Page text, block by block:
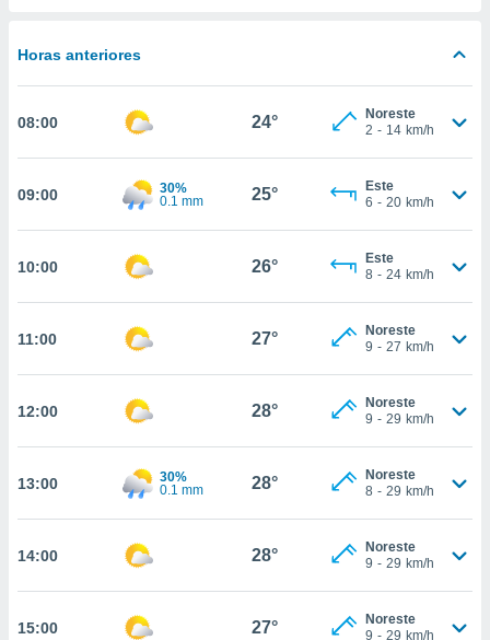
digital
permite
seguir
coste.
a la
todas
nuestros
análisis
así como
en
ACEPTAR
CONTINUAR
Horas anteriores
08:00 24°
Noreste
2 - 14 km/h
09:00
30%
0.1 mm
25°
Este
6 - 20 km/h
10:00 26°
Este
8 - 24 km/h
11:00 27°
Noreste
9 - 27 km/h
12:00 28°
Noreste
9 - 29 km/h
13:00
30%
0.1 mm
28°
Noreste
8 - 29 km/h
14:00 28°
Noreste
9 - 29 km/h
15:00 27°
Noreste
9 - 29 km/h